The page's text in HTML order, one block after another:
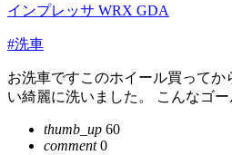
インプレッサ WRX GDA
#洗車
お洗車ですこのホイール買ってか
い綺麗に洗いました。 こんなゴ
thumb_up 60
comment0